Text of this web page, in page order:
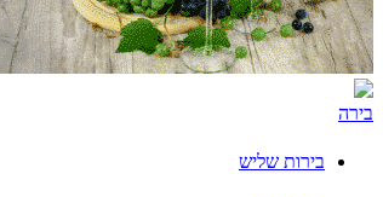
בירה
בירות שליש